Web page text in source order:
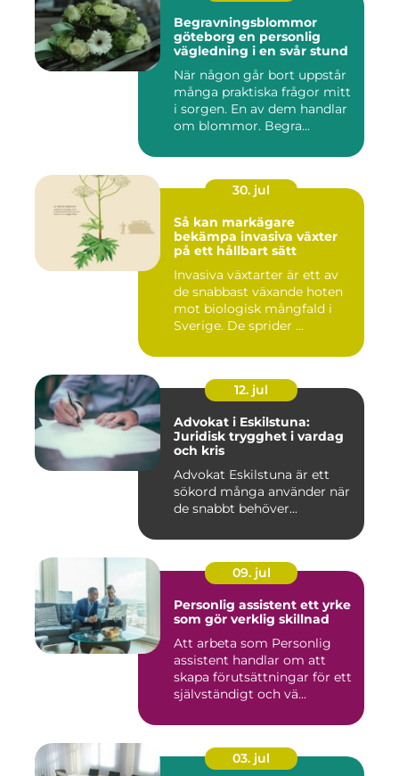
Begravningsblommor
göteborg en personlig
vägledning i en svår stund
När någon går bort uppstår
många praktiska frågor mitt
i sorgen. En av dem handlar
om blommor. Begra...
30. jul
Så kan markägare
bekämpa invasiva växter
på ett hållbart sätt
Invasiva växtarter är ett av
de snabbast växande hoten
mot biologisk mångfald i
Sverige. De sprider ...
12. jul
Advokat i Eskilstuna:
Juridisk trygghet i vardag
och kris
Advokat Eskilstuna är ett
sökord många använder när
de snabbt behöver...
09. jul
Personlig assistent ett yrke
som gör verklig skillnad
Att arbeta som Personlig
assistent handlar om att
skapa förutsättningar för ett
självständigt och vä...
03. jul